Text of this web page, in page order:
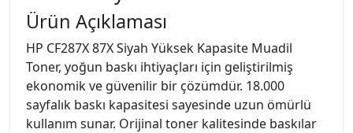
Ürün Açıklaması
HP CF287X 87X Siyah Yüksek Kapasite Muadil
Toner, yoğun baskı ihtiyaçları için geliştirilmiş
ekonomik ve güvenilir bir çözümdür. 18.000
sayfalık baskı kapasitesi sayesinde uzun ömürlü
kullanım sunar. Orijinal toner kalitesinde baskılar